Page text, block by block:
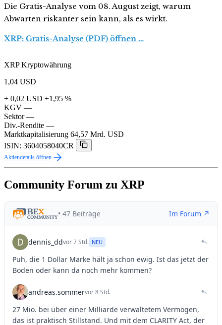
Die Gratis-Analyse vom 08. August zeigt, warum
Abwarten riskanter sein kann, als es wirkt.
XRP: Gratis-Analyse (PDF) öffnen …
XRP Kryptowährung
1,04 USD
+ 0,02 USD +1,95 %
KGV —
Sektor —
Div.-Rendite —
Marktkapitalisierung 64,57 Mrd. USD
ISIN: 3604058040CR
Aktiendetails öffnen
Community Forum zu XRP